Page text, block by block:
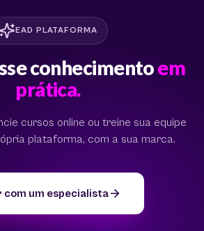
EAD PLATAFORMA
conhecimentoem
prática.
cursos online ou treine sua equipe
plataforma, com a sua marca.
com um especialista